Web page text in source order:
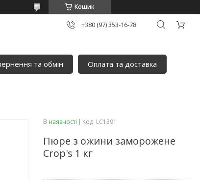
Кошик
+380 (97) 353-16-78
та обмін Оплата та доставка
В наявності Код: LC1391
Пюре з ожини заморожене
Crop's 1 кг